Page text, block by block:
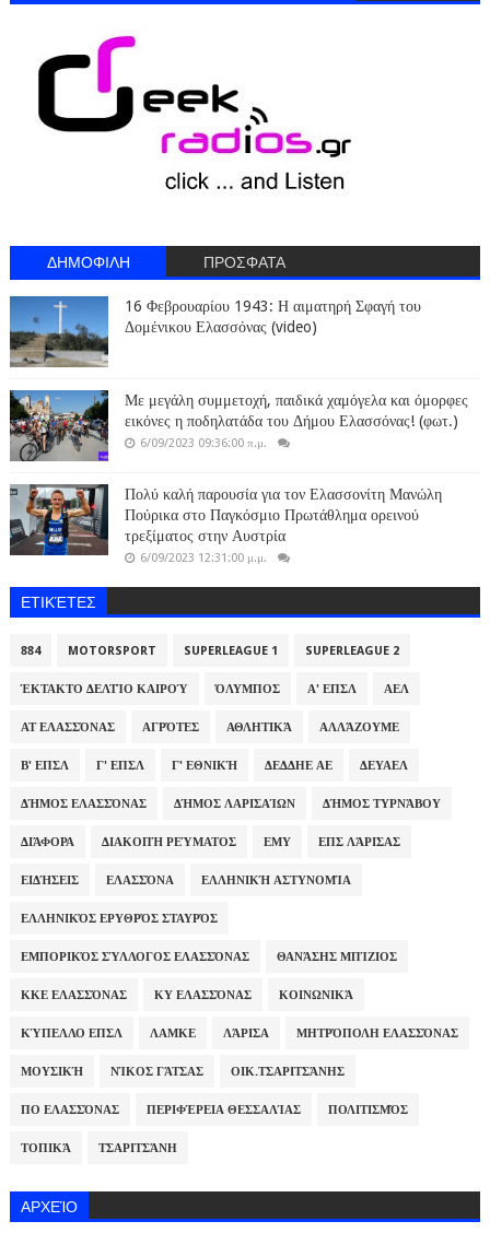
ΔΗΜΟΦΙΛΗ ΠΡΟΣΦΑΤΑ
16 Φεβρουαρίου 1943: Η αιματηρή Σφαγή του
Δομένικου Ελασσόνας (video)
Με μεγάλη συμμετοχή, παιδικά χαμόγελα και όμορφες
εικόνες η ποδηλατάδα του Δήμου Ελασσόνας! (φωτ.)
6/09/2023 09:36:00 π.μ.
Πολύ καλή παρουσία για τον Ελασσονίτη Μανώλη
Πούρικα στο Παγκόσμιο Πρωτάθλημα ορεινού
τρεξίματος στην Αυστρία
6/09/2023 12:31:00 μ.μ.
ΕΤΙΚΈΤΕΣ
884 MOTORSPORT SUPERLEAGUE 1 SUPERLEAGUE 2
ΈΚΤΑΚΤΟ ΔΕΛΤΊΟ ΚΑΙΡΟΎ ΌΛΥΜΠΟΣ Α' ΕΠΣΛ ΑΕΛ
ΑΤ ΕΛΑΣΣΌΝΑΣ ΑΓΡΌΤΕΣ ΑΘΛΗΤΙΚΆ ΑΛΛΆΖΟΥΜΕ
Β' ΕΠΣΛ Γ' ΕΠΣΛ Γ' ΕΘΝΙΚΉ ΔΕΔΔΗΕ ΑΕ ΔΕΥΑΕΛ
ΔΉΜΟΣ ΕΛΑΣΣΌΝΑΣ ΔΉΜΟΣ ΛΑΡΙΣΑΊΩΝ ΔΉΜΟΣ ΤΥΡΝΆΒΟΥ
ΔΙΆΦΟΡΑ ΔΙΑΚΟΠΉ ΡΕΎΜΑΤΟΣ ΕΜΥ ΕΠΣ ΛΆΡΙΣΑΣ
ΕΙΔΉΣΕΙΣ ΕΛΑΣΣΌΝΑ ΕΛΛΗΝΙΚΉ ΑΣΤΥΝΟΜΊΑ
ΕΛΛΗΝΙΚΌΣ ΕΡΥΘΡΌΣ ΣΤΑΥΡΌΣ
ΕΜΠΟΡΙΚΌΣ ΣΎΛΛΟΓΟΣ ΕΛΑΣΣΌΝΑΣ ΘΑΝΆΣΗΣ ΜΠΊΖΙΟΣ
ΚΚΕ ΕΛΑΣΣΌΝΑΣ ΚΥ ΕΛΑΣΣΌΝΑΣ ΚΟΙΝΩΝΙΚΆ
ΚΎΠΕΛΛΟ ΕΠΣΛ ΛΑΜΚΕ ΛΆΡΙΣΑ ΜΗΤΡΌΠΟΛΗ ΕΛΑΣΣΌΝΑΣ
ΜΟΥΣΙΚΉ ΝΊΚΟΣ ΓΆΤΣΑΣ ΟΙΚ.ΤΣΑΡΙΤΣΆΝΗΣ
ΠΟ ΕΛΑΣΣΌΝΑΣ ΠΕΡΙΦΈΡΕΙΑ ΘΕΣΣΑΛΊΑΣ ΠΟΛΙΤΙΣΜΌΣ
ΤΟΠΙΚΆ ΤΣΑΡΙΤΣΆΝΗ
ΑΡΧΕΊΟ